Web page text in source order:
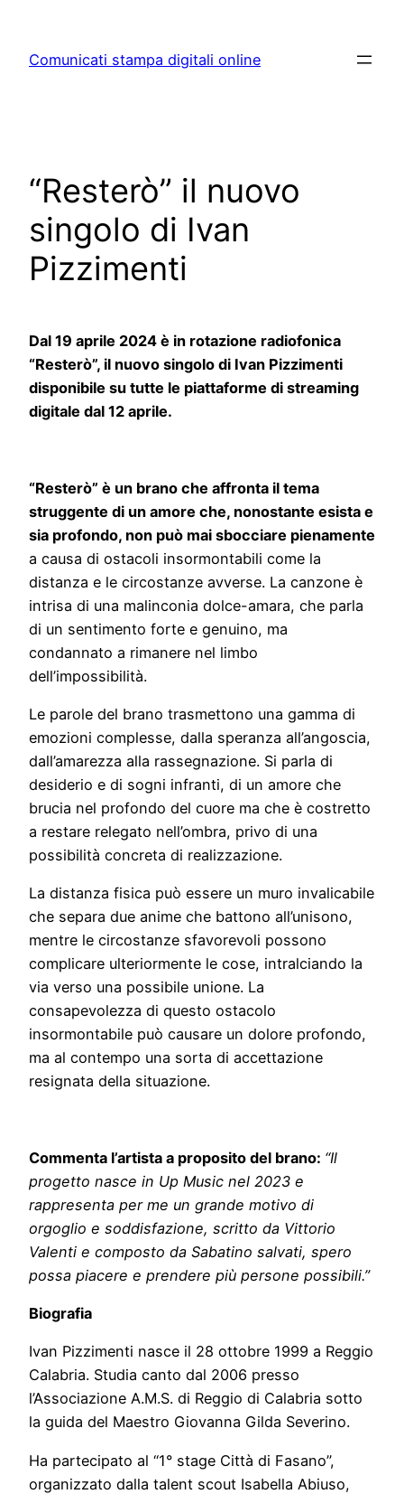
content
Comunicati stampa digitali online
“Resterò” il nuovo
singolo di Ivan
Pizzimenti
Dal 19 aprile 2024 è in rotazione radiofonica
“Resterò”, il nuovo singolo di Ivan Pizzimenti
disponibile su tutte le piattaforme di streaming
digitale dal 12 aprile.
“Resterò” è un brano che affronta il tema
struggente di un amore che, nonostante esista e
sia profondo, non può mai sbocciare pienamente
a causa di ostacoli insormontabili come la
distanza e le circostanze avverse. La canzone è
intrisa di una malinconia dolce-amara, che parla
di un sentimento forte e genuino, ma
condannato a rimanere nel limbo
dell’impossibilità.
Le parole del brano trasmettono una gamma di
emozioni complesse, dalla speranza all’angoscia,
dall’amarezza alla rassegnazione. Si parla di
desiderio e di sogni infranti, di un amore che
brucia nel profondo del cuore ma che è costretto
a restare relegato nell’ombra, privo di una
possibilità concreta di realizzazione.
La distanza fisica può essere un muro invalicabile
che separa due anime che battono all’unisono,
mentre le circostanze sfavorevoli possono
complicare ulteriormente le cose, intralciando la
via verso una possibile unione. La
consapevolezza di questo ostacolo
insormontabile può causare un dolore profondo,
ma al contempo una sorta di accettazione
resignata della situazione.
Commenta l’artista a proposito del brano: “Il
progetto nasce in Up Music nel 2023 e
rappresenta per me un grande motivo di
orgoglio e soddisfazione, scritto da Vittorio
Valenti e composto da Sabatino salvati, spero
possa piacere e prendere più persone possibili.”
Biografia
Ivan Pizzimenti nasce il 28 ottobre 1999 a Reggio
Calabria. Studia canto dal 2006 presso
l’Associazione A.M.S. di Reggio di Calabria sotto
la guida del Maestro Giovanna Gilda Severino.
Ha partecipato al “1° stage Città di Fasano”,
organizzato dalla talent scout Isabella Abiuso,